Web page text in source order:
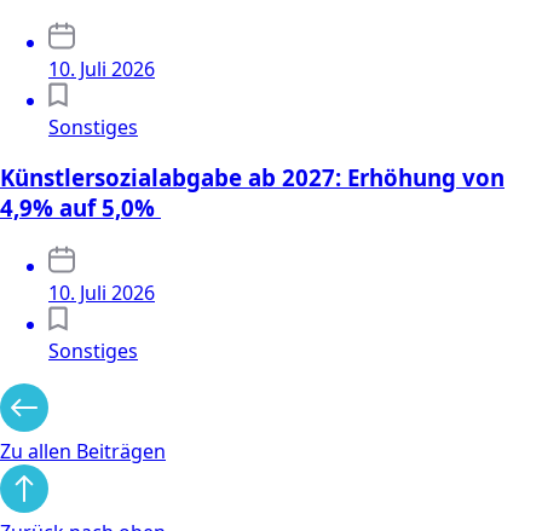
10. Juli 2026
Sonstiges
Künstlersozialabgabe ab 2027: Erhöhung von
4,9% auf 5,0%
10. Juli 2026
Sonstiges
Zu allen Beiträgen